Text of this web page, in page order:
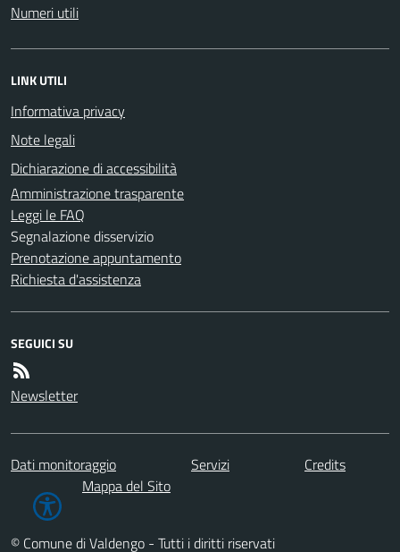
Numeri utili
LINK UTILI
Informativa privacy
Note legali
Dichiarazione di accessibilità
Amministrazione trasparente
Leggi le FAQ
Segnalazione disservizio
Prenotazione appuntamento
Richiesta d'assistenza
SEGUICI SU
Newsletter
Dati monitoraggio Servizi
Credits
Mappa del Sito
© Comune di Valdengo - Tutti i diritti riservati